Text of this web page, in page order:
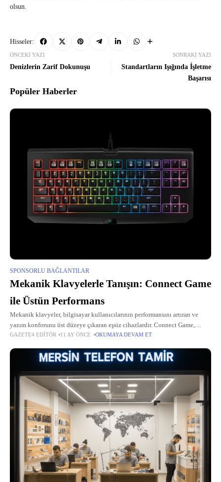
olsun.
Hisseler:
ÖNCEKI YAZI
Denizlerin Zarif Dokunuşu
SONRAKI YAZI
Standartların Işığında İşletme
Başarısı
Popüler Haberler
SPONSORLU BAĞLANTILAR
Mekanik Klavyelerle Tanışın: Connect Game
ile Üstün Performans
Mekanik klavyeler, bilgisayar kullanıcılarının performansını artıran ve
yazım konforunu üst düzeye çıkaran eşsiz cihazlardır. Connect Game,
oyuncular ve profesyoneller için tasarlanmış geniş bir mekanik klavye
GAZETE4 EDITÖR 11 AY ÖNCE OKUMAYA DEVAM ET